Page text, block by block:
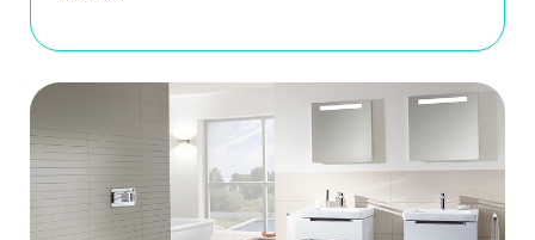
Bizning ustunligimiz
muvozanat talab etiladi